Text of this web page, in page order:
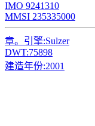
IMO 9241310
MMSI 235335000
章。引擎:Sulzer
DWT:75898
建造年份:2001